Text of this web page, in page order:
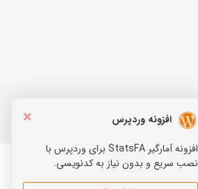
×
افزونه وردپرس
افزونه آمارگیر StatsFA برای وردپرس با
نصب سریع و بدون نیاز به کدنویسی.